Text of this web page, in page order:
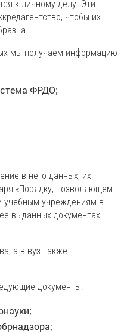
к личному делу. Эти
чтобы их
мы получаем информацию
ФРДО;
в него данных, их
«Порядку, позволяющем
учебным учреждениям в
выданных документах
а в вуз также
документы: